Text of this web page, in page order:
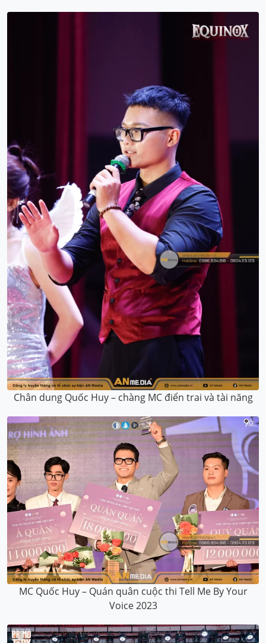
Chân dung Quốc Huy – chàng MC điển trai và tài năng
MC Quốc Huy – Quán quân cuộc thi Tell Me By Your
Voice 2023